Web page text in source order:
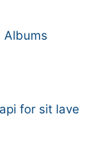
Albums
for sit lave